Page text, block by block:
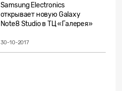
Samsung Electronics
открывает новую Galaxy
Note8 Studio в ТЦ «Галерея»
30-10-2017